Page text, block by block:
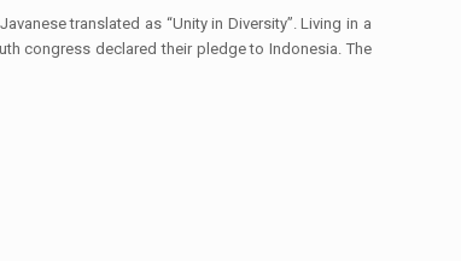
translated as “Unity in Diversity”. Living in a
congress declared their pledge to Indonesia. The